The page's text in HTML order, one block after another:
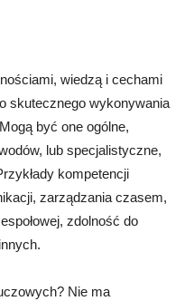
wiedzą i cechami
skutecznego wykonywania
być one ogólne,
lub specjalistyczne,
kompetencji
zarządzania czasem,
zdolność do
Nie ma